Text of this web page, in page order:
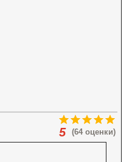
(64 оценки)
5